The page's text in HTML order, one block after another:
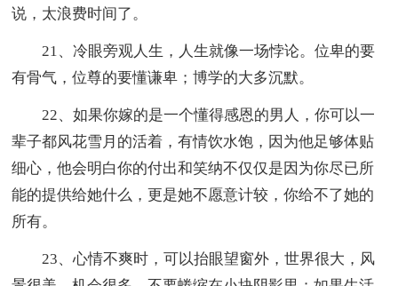
说，太浪费时间了。
21、冷眼旁观人生，人生就像一场悖论。位卑的要
有骨气，位尊的要懂谦卑；博学的大多沉默。
22、如果你嫁的是一个懂得感恩的男人，你可以一
辈子都风花雪月的活着，有情饮水饱，因为他足够体贴
细心，他会明白你的付出和笑纳不仅仅是因为你尽已所
能的提供给她什么，更是她不愿意计较，你给不了她的
所有。
23、心情不爽时，可以抬眼望窗外，世界很大，风